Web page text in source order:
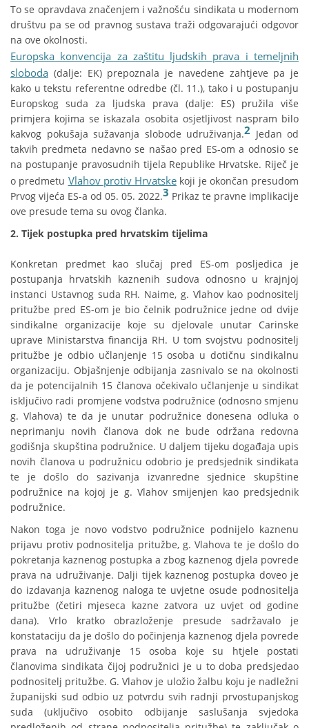
To se opravdava značenjem i važnošću sindikata u modernom
društvu pa se od pravnog sustava traži odgovarajući odgovor
na ove okolnosti.
Europska konvencija za zaštitu ljudskih prava i temeljnih
sloboda (dalje: EK) prepoznala je navedene zahtjeve pa je
kako u tekstu referentne odredbe (čl. 11.), tako i u postupanju
Europskog suda za ljudska prava (dalje: ES) pružila više
primjera kojima se iskazala osobita osjetljivost naspram bilo
kakvog pokušaja sužavanja slobode udruživanja.2 Jedan od
takvih predmeta nedavno se našao pred ES-om a odnosio se
na postupanje pravosudnih tijela Republike Hrvatske. Riječ je
o predmetu Vlahov protiv Hrvatske koji je okončan presudom
Prvog vijeća ES-a od 05. 05. 2022.3 Prikaz te pravne implikacije
ove presude tema su ovog članka.
2. Tijek postupka pred hrvatskim tijelima
Konkretan predmet kao slučaj pred ES-om posljedica je
postupanja hrvatskih kaznenih sudova odnosno u krajnjoj
instanci Ustavnog suda RH. Naime, g. Vlahov kao podnositelj
pritužbe pred ES-om je bio čelnik podružnice jedne od dvije
sindikalne organizacije koje su djelovale unutar Carinske
uprave Ministarstva financija RH. U tom svojstvu podnositelj
pritužbe je odbio učlanjenje 15 osoba u dotičnu sindikalnu
organizaciju. Objašnjenje odbijanja zasnivalo se na okolnosti
da je potencijalnih 15 članova očekivalo učlanjenje u sindikat
isključivo radi promjene vodstva podružnice (odnosno smjenu
g. Vlahova) te da je unutar podružnice donesena odluka o
neprimanju novih članova dok ne bude održana redovna
godišnja skupština podružnice. U daljem tijeku događaja upis
novih članova u podružnicu odobrio je predsjednik sindikata
te je došlo do sazivanja izvanredne sjednice skupštine
podružnice na kojoj je g. Vlahov smijenjen kao predsjednik
podružnice.
Nakon toga je novo vodstvo podružnice podnijelo kaznenu
prijavu protiv podnositelja pritužbe, g. Vlahova te je došlo do
pokretanja kaznenog postupka a zbog kaznenog djela povrede
prava na udruživanje. Dalji tijek kaznenog postupka doveo je
do izdavanja kaznenog naloga te uvjetne osude podnositelja
pritužbe (četiri mjeseca kazne zatvora uz uvjet od godine
dana). Vrlo kratko obrazloženje presude sadržavalo je
konstataciju da je došlo do počinjenja kaznenog djela povrede
prava na udruživanje 15 osoba koje su htjele postati
članovima sindikata čijoj podružnici je u to doba predsjedao
podnositelj pritužbe. G. Vlahov je uložio žalbu koju je nadležni
županijski sud odbio uz potvrdu svih radnji prvostupanjskog
suda (uključivo osobito odbijanje saslušanja svjedoka